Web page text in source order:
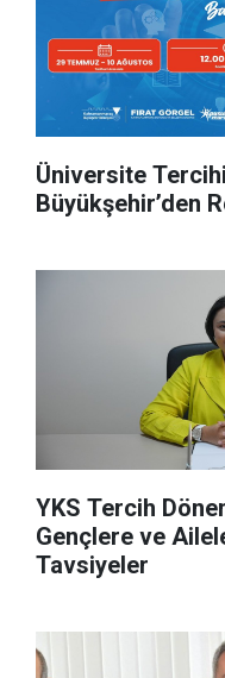
Üniversite
Büyükşehir’den
YKS Tercih
Gençlere ve
Tavsiyeler